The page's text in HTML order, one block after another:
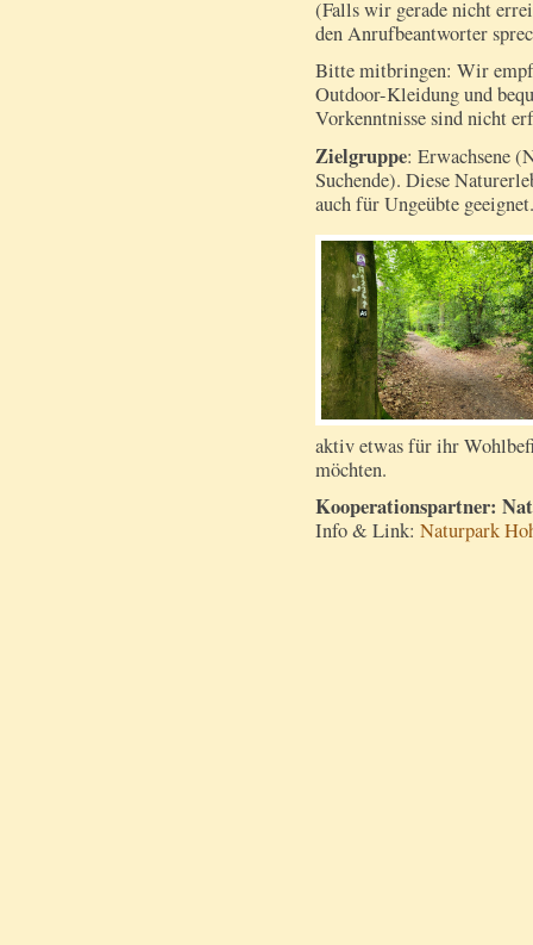
(Falls wir gerade nicht
den Anrufbeantworter
Bitte mitbringen: Wir
Outdoor-Kleidung und
Vorkenntnisse sind nicht
Zielgruppe: Erwachsene
Suchende). Diese
auch für Ungeübte geeignet.
aktiv etwas für ihr
möchten.
Kooperationspartner:
Info & Link: Naturpark